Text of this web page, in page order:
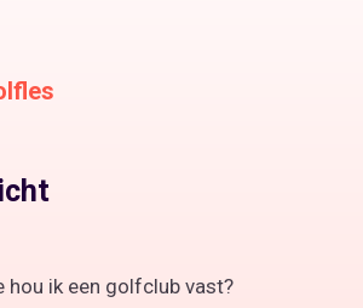
hou ik een golfclub vast?